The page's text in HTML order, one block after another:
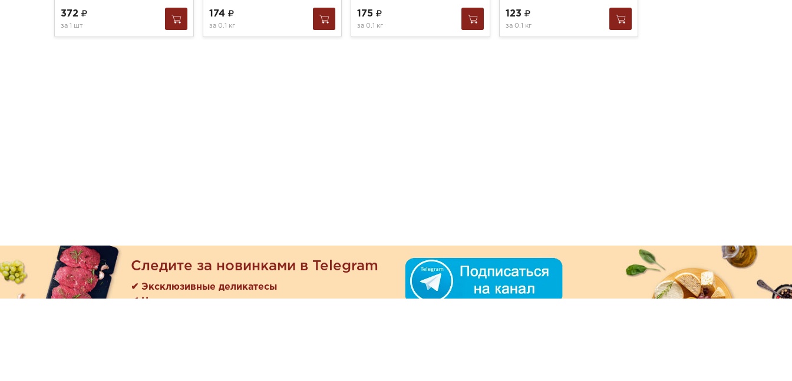
372
за 1 шт
174
за 0.1 кг
175
за 0.1 кг
123
за 0.1 кг
Следите за новинками в Telegram
✔ Эксклюзивные деликатесы
✔ Новые поступления